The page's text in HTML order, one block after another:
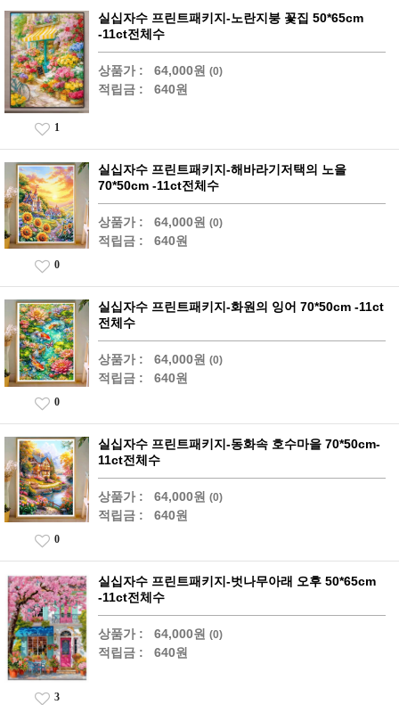
실십자수 프린트패키지-노란지붕 꽃집 50*65cm
-11ct전체수
상품가 : 64,000원 (0)
적립금 : 640원
1
실십자수 프린트패키지-해바라기저택의 노을
70*50cm -11ct전체수
상품가 : 64,000원 (0)
적립금 : 640원
0
실십자수 프린트패키지-화원의 잉어 70*50cm -11ct
전체수
상품가 : 64,000원 (0)
적립금 : 640원
0
실십자수 프린트패키지-동화속 호수마을 70*50cm-
11ct전체수
상품가 : 64,000원 (0)
적립금 : 640원
0
실십자수 프린트패키지-벗나무아래 오후 50*65cm
-11ct전체수
상품가 : 64,000원 (0)
적립금 : 640원
3